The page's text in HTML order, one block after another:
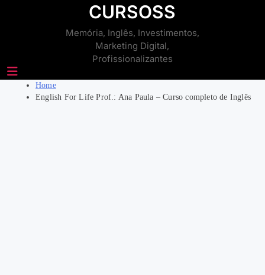
CURSOSS
Memória, Inglês, Investimentos,
Marketing Digital,
Profissionalizantes
Home
English For Life Prof.: Ana Paula – Curso completo de Inglês